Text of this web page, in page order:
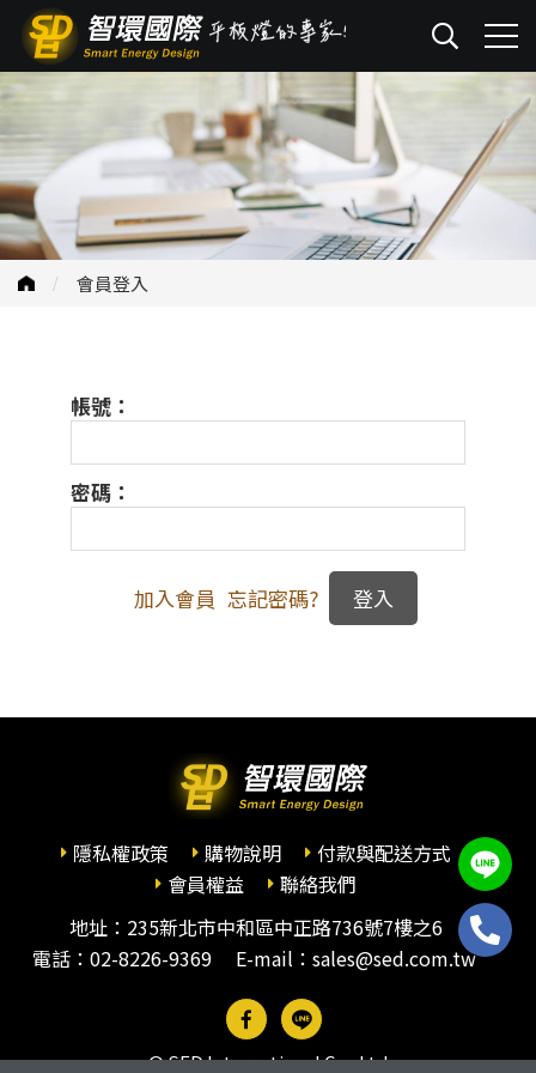
會員登入
帳號：
密碼：
加入會員 忘記密碼?
隱私權政策 購物說明
付款與配送方式
會員權益
聯絡我們
地址：235新北市中和區中正路736號7樓之6
電話： 02-8226-9369 E-mail：sales@sed.com.tw
© SED International Co., Ltd